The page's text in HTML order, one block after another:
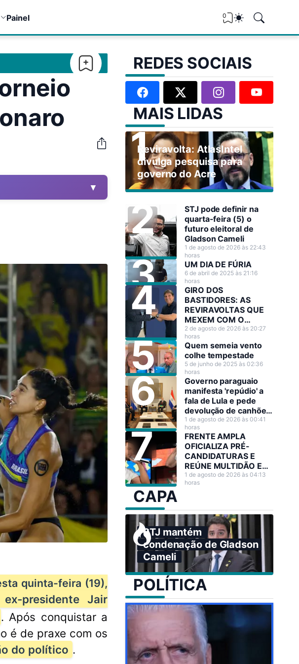
Painel 0
▼
quinta-feira (19),
presidente Jair
. Após conquistar a
é de praxe com os
do político .
REDES SOCIAIS
MAIS LIDAS
Reviravolta: AtlasIntel
divulga pesquisa para
governo do Acre
STJ pode definir na
quarta-feira (5) o
futuro eleitoral de
Gladson Cameli
1 de agosto de 2026 às 22:43
horas
UM DIA DE FÚRIA
6 de abril de 2025 às 21:16
horas
GIRO DOS
BASTIDORES: AS
REVIRAVOLTAS QUE
MEXEM COM O
CENÁRIO POLÍTICO
2 de agosto de 2026 às 20:27
horas
Quem semeia vento
colhe tempestade
5 de junho de 2025 às 02:36
horas
Governo paraguaio
manifesta 'repúdio' a
fala de Lula e pede
devolução de canhões
de guerra
1 de agosto de 2026 às 00:41
horas
FRENTE AMPLA
OFICIALIZA PRÉ-
CANDIDATURAS E
REÚNE MULTIDÃO EM
GRANDE ATO NO
ACRE
1 de agosto de 2026 às 04:13
horas
CAPA
STJ mantém
condenação de Gladson
Cameli
POLÍTICA